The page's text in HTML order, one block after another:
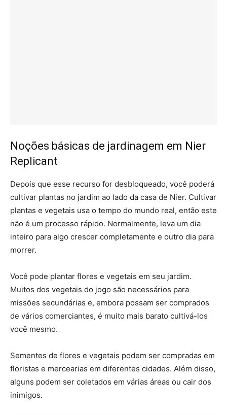
Noções básicas de jardinagem em Nier
Replicant
Depois que esse recurso for desbloqueado, você poderá
cultivar plantas no jardim ao lado da casa de Nier. Cultivar
plantas e vegetais usa o tempo do mundo real, então este
não é um processo rápido. Normalmente, leva um dia
inteiro para algo crescer completamente e outro dia para
morrer.
Você pode plantar flores e vegetais em seu jardim.
Muitos dos vegetais do jogo são necessários para
missões secundárias e, embora possam ser comprados
de vários comerciantes, é muito mais barato cultivá-los
você mesmo.
Sementes de flores e vegetais podem ser compradas em
floristas e mercearias em diferentes cidades. Além disso,
alguns podem ser coletados em várias áreas ou cair dos
inimigos.